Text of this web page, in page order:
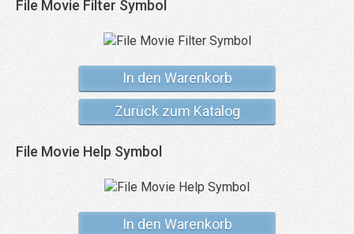
File Movie Filter Symbol
In den Warenkorb
Zurück zum Katalog
File Movie Help Symbol
In den Warenkorb